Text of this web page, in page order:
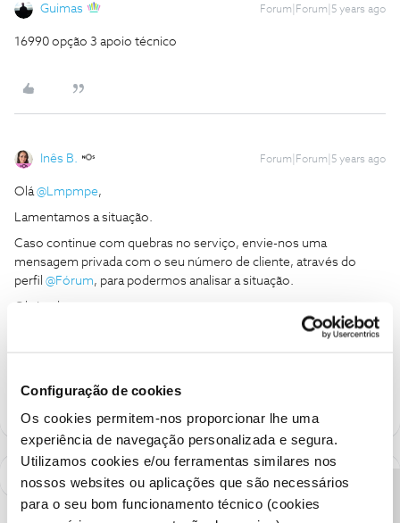
Configuração de cookies
Os cookies permitem-nos proporcionar lhe uma
experiência de navegação personalizada e segura.
Utilizamos cookies e/ou ferramentas similares nos
nossos websites ou aplicações que são necessários
para o seu bom funcionamento técnico (cookies
Guimas Forum|Forum|5 years ago
16990 opção 3 apoio técnico
Inês B. Forum|Forum|5 years ago
Olá@Lmpmpe,
Lamentamos a situação.
Caso continue com quebras no serviço, envie-nos uma
mensagem privada com o seu número de cliente, através do
perfil @Fórum, para podermos analisar a situação.